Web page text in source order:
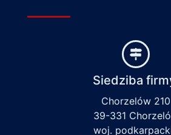
Siedziba
Chorzelów 210
39-331
woj.